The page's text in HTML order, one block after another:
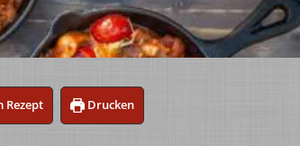
Rezept Drucken